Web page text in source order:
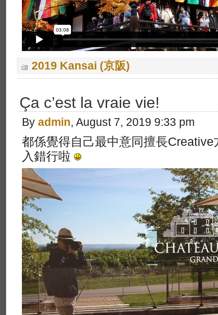
2019 Kansai (京阪)
Ça c’est la vraie vie!
By admin, August 7, 2019 9:33 pm
都係覺得自己最中意同擅長
入錯行啦